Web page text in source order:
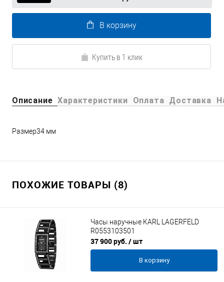
В корзину
Купить в 1 клик
Описание Характеристики Оплата Доставка
Размер34 мм
ПОХОЖИЕ ТОВАРЫ (8)
Часы наручные KARL LAGERFELD
R0553103501
37 900 руб. / шт
В корзину